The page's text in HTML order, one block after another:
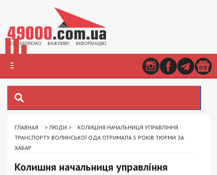
ГЛАВНАЯ > ЛЮДИ >
КОЛИШНЯ НАЧАЛЬНИЦЯ УПРАВЛІННЯ
ТРАНСПОРТУ ВОЛИНСЬКОЇ ОДА ОТРИМАЛА 5 РОКІВ ТЮРМИ ЗА
ХАБАР
Колишня начальниця управління